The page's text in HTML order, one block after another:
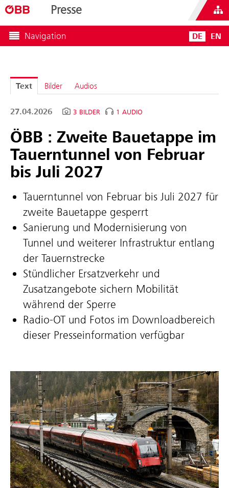
Presse
Navigation DE EN
Text Bilder Audios
27.04.2026 3 BILDER 1 AUDIO
ÖBB : Zweite Bauetappe im
Tauerntunnel von Februar
bis Juli 2027
Tauerntunnel von Februar bis Juli 2027 für
zweite Bauetappe gesperrt
Sanierung und Modernisierung von
Tunnel und weiterer Infrastruktur entlang
der Tauernstrecke
Stündlicher Ersatzverkehr und
Zusatzangebote sichern Mobilität
während der Sperre
Radio-OT und Fotos im Downloadbereich
dieser Presseinformation verfügbar